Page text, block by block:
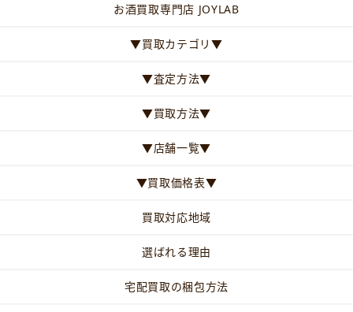
お酒買取専門店 JOYLAB
▼買取カテゴリ▼
▼査定方法▼
▼買取方法▼
▼店舗一覧▼
▼買取価格表▼
買取対応地域
選ばれる理由
宅配買取の梱包方法